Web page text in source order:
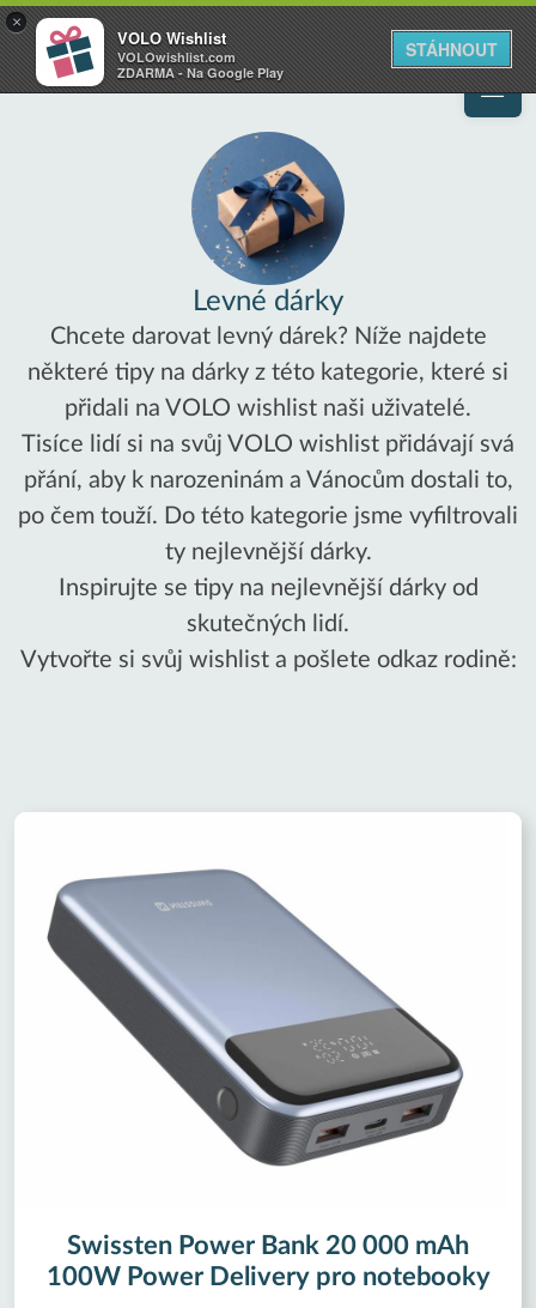
VOLO
Váš online wishlist
×
VOLO Wishlist
VOLOwishlist.com
ZDARMA - Na Google Play
STÁHNOUT
Levné dárky
Chcete darovat levný dárek? Níže najdete
některé tipy na dárky z této kategorie, které si
přidali na VOLO wishlist naši uživatelé.
Tisíce lidí si na svůj VOLO wishlist přidávají svá
přání, aby k narozeninám a Vánocům dostali to,
po čem touží. Do této kategorie jsme vyfiltrovali
ty nejlevnější dárky.
Inspirujte se tipy na nejlevnější dárky od
skutečných lidí.
Vytvořte si svůj wishlist a pošlete odkaz rodině:
Swissten Power Bank 20 000 mAh
100W Power Delivery pro notebooky